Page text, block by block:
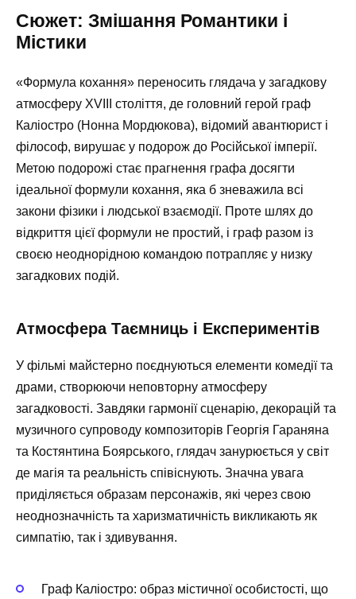
Сюжет: Змішання Романтики і
Містики
«Формула кохання» переносить глядача у загадкову
атмосферу XVIII століття, де головний герой граф
Каліостро (Нонна Мордюкова), відомий авантюрист і
філософ, вирушає у подорож до Російської імперії.
Метою подорожі стає прагнення графа досягти
ідеальної формули кохання, яка б зневажила всі
закони фізики і людської взаємодії. Проте шлях до
відкриття цієї формули не простий, і граф разом із
своєю неоднорідною командою потрапляє у низку
загадкових подій.
Атмосфера Таємниць і Експериментів
У фільмі майстерно поєднуються елементи комедії та
драми, створюючи неповторну атмосферу
загадковості. Завдяки гармонії сценарію, декорацій та
музичного супроводу композиторів Георгія Гараняна
та Костянтина Боярського, глядач занурюється у світ
де магія та реальність співіснують. Значна увага
приділяється образам персонажів, які через свою
неоднозначність та харизматичність викликають як
симпатію, так і здивування.
Граф Каліостро: образ містичної особистості, що